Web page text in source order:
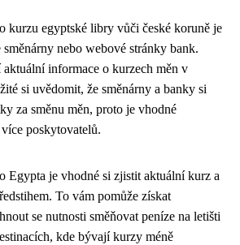
kurzu egyptské libry vůči české koruně je
nebo webové stránky bank.
informace o kurzech měn v
si uvědomit, že směnárny a banky si
za směnu měn, proto je vhodné
poskytovatelů.
Egypta je vhodné si zjistit aktuální kurz a
To vám pomůže získat
se nutnosti směňovat peníze na letišti
kde bývají kurzy méně